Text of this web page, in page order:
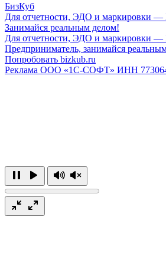
БизКуб
Для отчетности, ЭДО и маркировки —
Занимайся реальным делом!
Для отчетности, ЭДО и маркировки —
Предприниматель, занимайся
Попробовать bizkub.ru
Реклама ООО «1С-СОФТ» ИНН